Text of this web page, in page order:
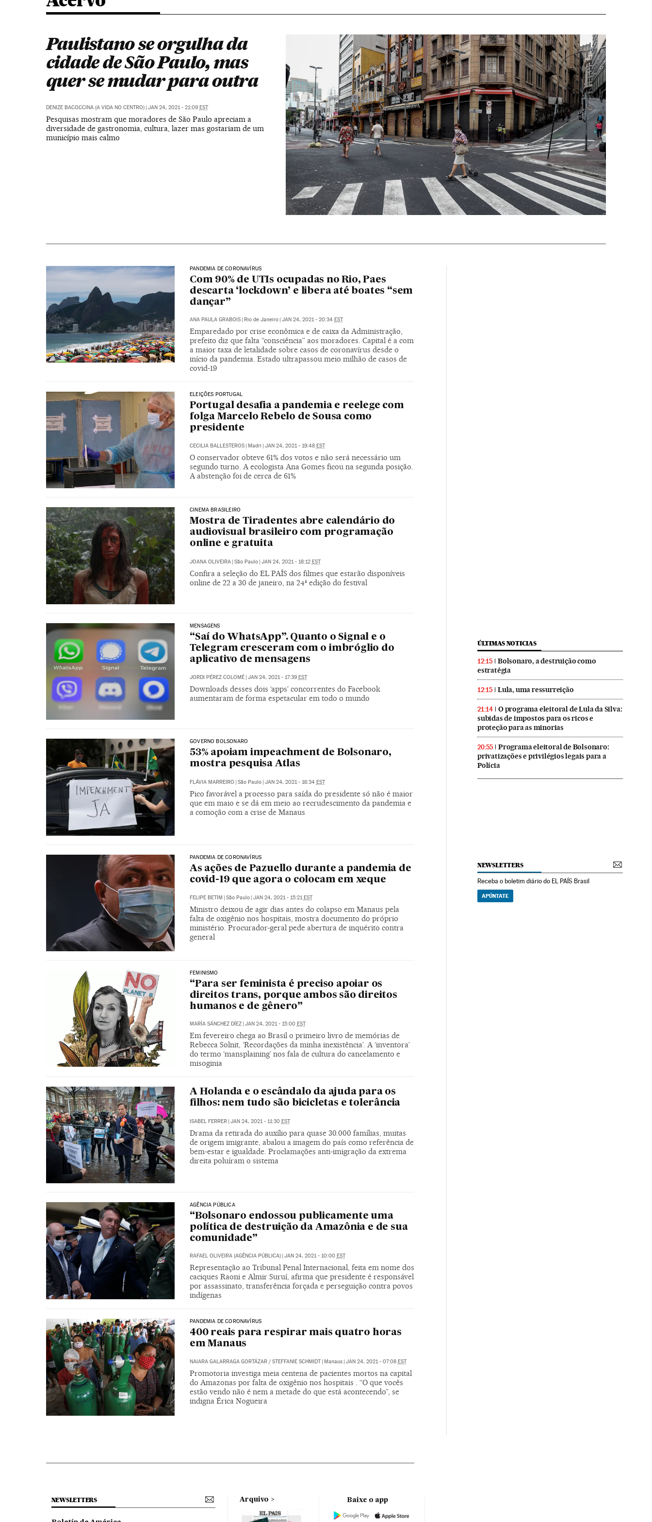
Paulistano se orgulha da
cidade de São Paulo, mas
quer se mudar para outra
DENIZE BACOCCINA (A VIDA NO CENTRO) | JAN 24, 2021 - 21:09 EST
Pesquisas mostram que moradores de São Paulo apreciam a
diversidade de gastronomia, cultura, lazer mas gostariam de um
município mais calmo
PANDEMIA DE CORONAVÍRUS
Com 90% de UTIs ocupadas no Rio, Paes
descarta ‘lockdown’ e libera até boates “sem
dançar”
ANA PAULA GRABOIS | Rio de Janeiro | JAN 24, 2021 - 20:34 EST
Emparedado por crise econômica e de caixa da Administração,
prefeito diz que falta “consciência” aos moradores. Capital é a com
a maior taxa de letalidade sobre casos de coronavírus desde o
início da pandemia. Estado ultrapassou meio milhão de casos de
covid-19
ELEIÇÕES PORTUGAL
Portugal desafia a pandemia e reelege com
folga Marcelo Rebelo de Sousa como
presidente
CECILIA BALLESTEROS | Madri | JAN 24, 2021 - 19:48 EST
O conservador obteve 61% dos votos e não será necessário um
segundo turno. A ecologista Ana Gomes ficou na segunda posição.
A abstenção foi de cerca de 61%
CINEMA BRASILEIRO
Mostra de Tiradentes abre calendário do
audiovisual brasileiro com programação
online e gratuita
JOANA OLIVEIRA | São Paulo | JAN 24, 2021 - 18:12 EST
Confira a seleção do EL PAÍS dos filmes que estarão disponíveis
online de 22 a 30 de janeiro, na 24ª edição do festival
MENSAGENS
“Saí do WhatsApp”. Quanto o Signal e o
Telegram cresceram com o imbróglio do
aplicativo de mensagens
JORDI PÉREZ COLOMÉ JAN 24, 2021 - 17:39 EST
Downloads desses dois ‘apps’ concorrentes do Facebook
aumentaram de forma espetacular em todo o mundo
GOVERNO BOLSONARO
53% apoiam impeachment de Bolsonaro,
mostra pesquisa Atlas
FLÁVIA MARREIRO São Paulo JAN 24, 2021 - 16:34 EST
Pico favorável a processo para saída do presidente só não é maior
que em maio e se dá em meio ao recrudescimento da pandemia e
a comoção com a crise de Manaus
PANDEMIA DE CORONAVÍRUS
As ações de Pazuello durante a pandemia de
covid-19 que agora o colocam em xeque
FELIPE BETIM | São Paulo | JAN 24, 2021 - 15:21 EST
Ministro deixou de agir dias antes do colapso em Manaus pela
falta de oxigênio nos hospitais, mostra documento do próprio
ministério. Procurador-geral pede abertura de inquérito contra
general
FEMINISMO
“Para ser feminista é preciso apoiar os
direitos trans, porque ambos são direitos
humanos e de gênero”
MARÍA SÁNCHEZ DÍEZ | JAN 24, 2021 - 15:00 EST
Em fevereiro chega ao Brasil o primeiro livro de memórias de
Rebecca Solnit, ‘Recordações da minha inexistência’. A ‘inventora’
do termo ‘mansplaining’ nos fala de cultura do cancelamento e
misoginia
A Holanda e o escândalo da ajuda para os
filhos: nem tudo são bicicletas e tolerância
ISABEL FERRER | JAN 24, 2021 - 11:30 EST
Drama da retirada do auxílio para quase 30.000 famílias, muitas
de origem imigrante, abalou a imagem do país como referência de
bem-estar e igualdade. Proclamações anti-imigração da extrema
direita poluíram o sistema
AGÊNCIA PÚBLICA
“Bolsonaro endossou publicamente uma
política de destruição da Amazônia e de sua
comunidade”
RAFAEL OLIVEIRA (AGÊNCIA PÚBLICA) JAN 24, 2021 - 10:00 EST
Representação ao Tribunal Penal Internacional, feita em nome dos
caciques Raoni e Almir Suruí, afirma que presidente é responsável
por assassinato, transferência forçada e perseguição contra povos
indígenas
PANDEMIA DE CORONAVÍRUS
400 reais para respirar mais quatro horas
em Manaus
NAIARA GALARRAGA GORTÁZAR/ STEFFANIE SCHMIDT Manaus JAN 24, 2021 - 07:08 EST
Promotoria investiga meia centena de pacientes mortos na capital
do Amazonas por falta de oxigênio nos hospitais . “O que vocês
estão vendo não é nem a metade do que está acontecendo”, se
indigna Érica Nogueira
ÚLTIMAS NOTICIAS
12:15
Bolsonaro, a destruição como
estratégia
12:15 Lula, uma ressurreição
21:14
O programa eleitoral de Lula da Silva:
subidas de impostos para os ricos e
proteção para as minorias
20:55
Programa eleitoral de Bolsonaro:
privatizações e privilégios legais para a
Polícia
NEWSLETTERS
Receba o boletim diário do EL PAÍS Brasil
APÚNTATE
NEWSLETTERS Arquivo Baixe o app